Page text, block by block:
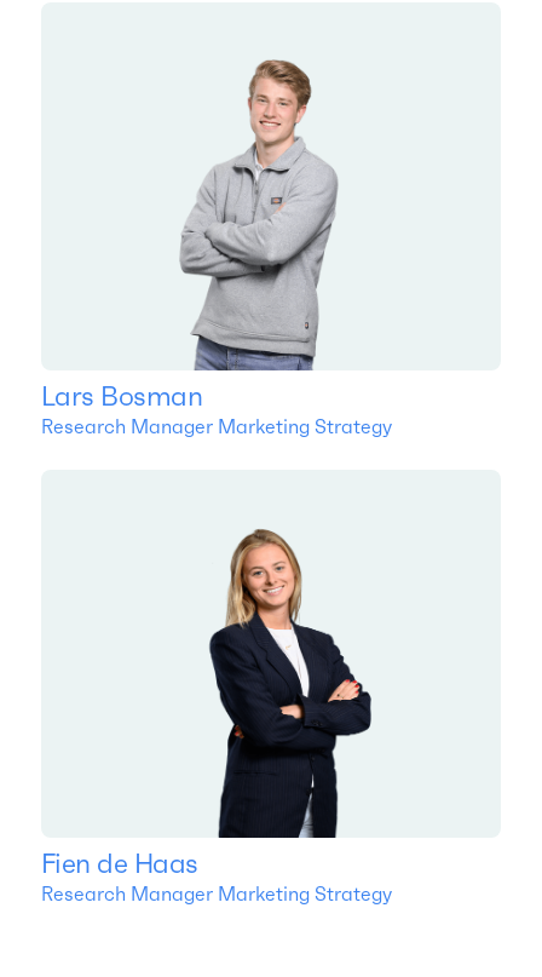
Lars Bosman
Research Manager Marketing Strategy
Fien de Haas
Research Manager Marketing Strategy